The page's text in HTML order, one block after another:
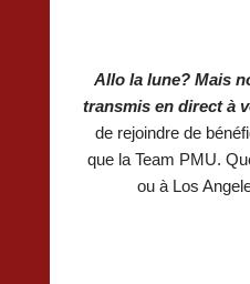
Allo la lune? Mais
transmis en direct à
de rejoindre de
que la Team PMU.
ou à Los